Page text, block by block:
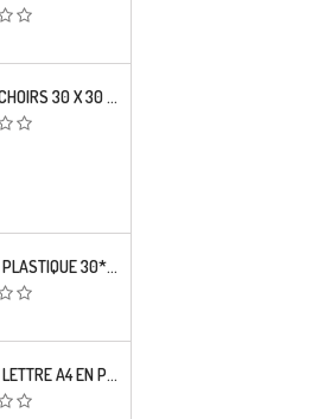
LOT 3 POCHOIRS 30 X 30 CM EN PLASTIQUE MYLAR : ALPHABET COMPLET CABBAGE OMBRE 70 MM
POCHOIR PLASTIQUE 30*21CM : PAPILLONS
POCHOIR LETTRE A4 EN PLASTIQUE MYLAR ALPHABET LETTRES BRODWAY CAPITALES 20 MM